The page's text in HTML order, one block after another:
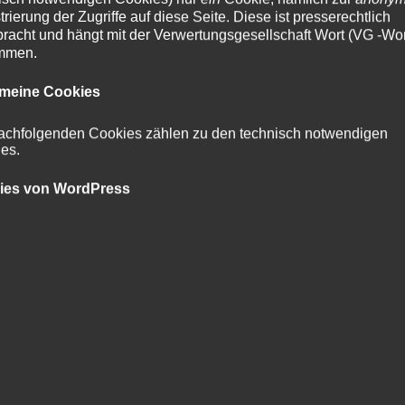
und ab und zu ein fingerabdruck – das ist kein
sich ja zuhause hinterm ofen verkriechen“.
sein, dass deutschland zum schwächsten glied der
für 6 monate ist hilfreich (im kampf gegen den
NSA zu zähmen.“
kann kommen. deutschland wird ein stück
anschläge (wie auf charlie hebdo) nicht.“
der Zugriffe auf diese Seite. Diese ist presserechtlich
und hängt mit der Verwertungsgesellschaft Wort (VG -
Cookies
Cookies zählen zu den technisch notwendigen
von WordPress